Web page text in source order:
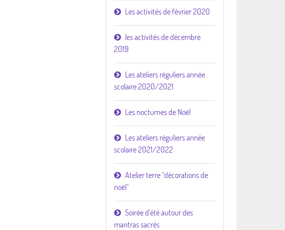
Les activités de février 2020
les activités de décembre
2019
Les ateliers réguliers année
scolaire 2020/2021
Les nocturnes de Noël
Les ateliers réguliers année
scolaire 2021/2022
Atelier terre "décorations de
noël"
Soirée d'été autour des
mantras sacrés